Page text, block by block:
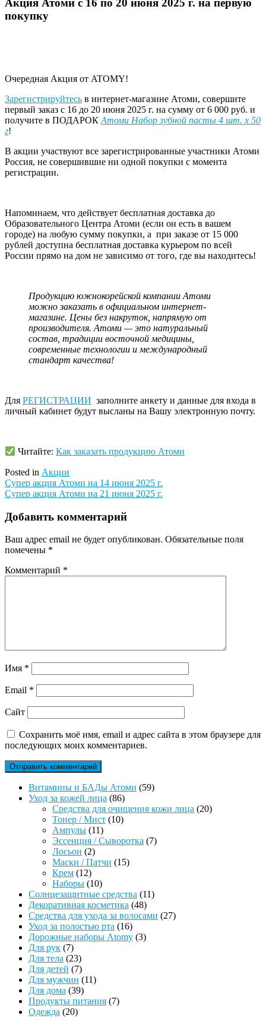
Акция Атоми с 16 по 20 июня 2025 г. на первую
покупку
Очередная Акция от ATOMY!
Зарегистрируйтесь в интернет-магазине Атоми, совершите
первый заказ с 16 до 20 июня 2025 г. на сумму от 6 000 руб. и
получите в ПОДАРОКАтоми Набор зубной пасты 4 шт. х 50
г!
В акции участвуют все зарегистрированные участники Атоми
Россия, не совершившие ни одной покупки с момента
регистрации.
Напоминаем, что действует бесплатная доставка до
Образовательного Центра Атоми (если он есть в вашем
городе) на любую сумму покупки, а при заказе от 15 000
рублей доступна бесплатная доставка курьером по всей
России прямо на дом не зависимо от того, где вы находитесь!
Продукцию южнокорейской компании Атоми
можно заказать в официальном интернет-
магазине. Цены без накруток, напрямую от
производителя. Атоми — это натуральный
состав, традиции восточной медицины,
современные технологии и международный
стандарт качества!
Для РЕГИСТРАЦИИ заполните анкету и данные для входа в
личный кабинет будут высланы на Вашу электронную почту.
Читайте:Как заказать продукцию Атоми
Posted in Акции
Навигация
по
записям
Супер акция Атоми на 14 июня 2025 г.
Супер акция Атоми на 21 июня 2025 г.
Добавить комментарий
Ваш адрес email не будет опубликован. Обязательные поля
помечены *
Комментарий *
Имя *
Email *
Сайт
Сохранить моё имя, email и адрес сайта в этом браузере для
последующих моих комментариев.
Витамины и БАДы Атоми 5959
Уход за кожей лица 8686
товаров
Средства для очищения кожи лица 2020
Тонер / Мист 1010
Ампулы 1111
товаров
Эссенция / Сыворотка 77
Лосьон 22
товара
Маски / Патчи 1515
Крем 1212
товаров
Наборы 1010
товаров
Солнцезащитные средства 1111
Декоративная косметика 4848
товаров
Средства для ухода за волосами 2727
Уход за полостью рта 1616
товаров
Дорожные наборы Atomy 33
Для рук 77
товаров
Для тела 2323
товара
Для детей 77
товаров
Для мужчин 1111
Для дома 3939
товаров
Продукты питания 77
Одежда 2020